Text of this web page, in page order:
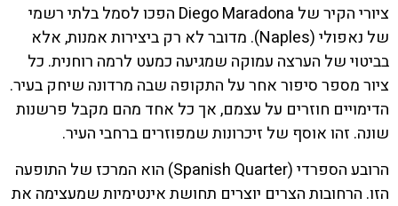
ציורי הקיר של Diego Maradona הפכו לסמל בלתי רשמי
של נאפולי (Naples). מדובר לא רק ביצירות אמנות, אלא
בביטוי של הערצה עמוקה שמגיעה כמעט לרמה רוחנית. כל
ציור מספר סיפור אחר על התקופה שבה מרדונה שיחק בעיר.
הדימויים חוזרים על עצמם, אך כל אחד מהם מקבל פרשנות
שונה. זהו אוסף של זיכרונות שמפוזרים ברחבי העיר.
הרובע הספרדי (Spanish Quarter) הוא המרכז של התופעה
הזו. הרחובות הצרים יוצרים תחושת אינטימיות שמעצימה את